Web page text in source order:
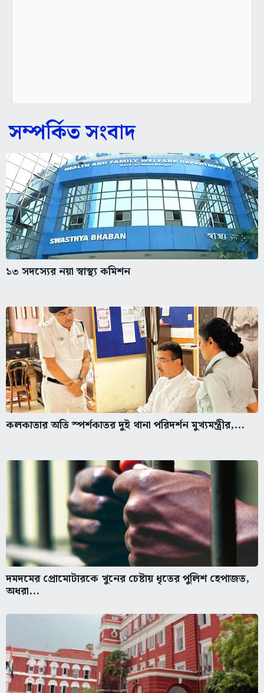
সম্পর্কিত সংবাদ
১৩ সদস্যের নয়া স্বাস্থ্য কমিশন
কলকাতার অতি স্পর্শকাতর দুই থানা পরিদর্শন মুখ্যমন্ত্রীর,...
দমদমের প্রোমোটারকে খুনের চেষ্টায় ধৃতের পুলিশ হেপাজত,
অধরা...